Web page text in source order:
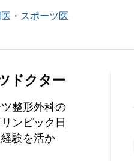
・スポーツ医
ドクター
整形外科の
ンピック日
験を活か